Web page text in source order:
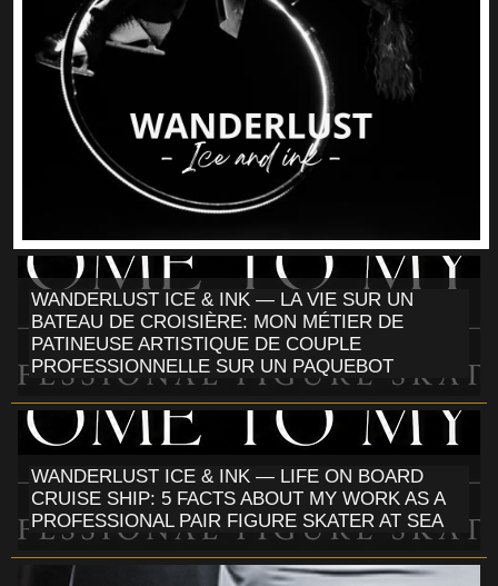
WANDERLUST ICE & INK — LA VIE SUR UN
BATEAU DE CROISIÈRE: MON MÉTIER DE
PATINEUSE ARTISTIQUE DE COUPLE
PROFESSIONNELLE SUR UN PAQUEBOT
WANDERLUST ICE & INK — LIFE ON BOARD
CRUISE SHIP: 5 FACTS ABOUT MY WORK AS A
PROFESSIONAL PAIR FIGURE SKATER AT SEA